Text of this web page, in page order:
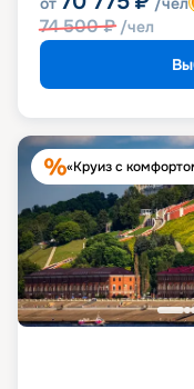
74 500₽ /чел
«Круиз с